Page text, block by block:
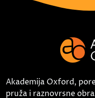
Akademija Oxford,
pruža i raznovrsne